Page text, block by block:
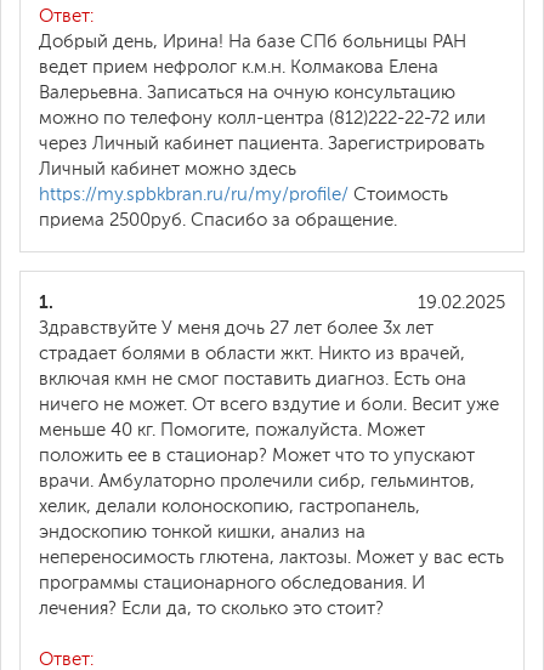
Ответ:
Добрый день, Ирина! На базе СПб больницы РАН
ведет прием нефролог к.м.н. Колмакова Елена
Валерьевна. Записаться на очную консультацию
можно по телефону колл-центра (812)222-22-72 или
через Личный кабинет пациента. Зарегистрировать
Личный кабинет можно здесь
https://my.spbkbran.ru/ru/my/profile/ Стоимость
приема 2500руб. Спасибо за обращение.
19.02.2025
1.
Здравствуйте У меня дочь 27 лет более 3х лет
страдает болями в области жкт. Никто из врачей,
включая кмн не смог поставить диагноз. Есть она
ничего не может. От всего вздутие и боли. Весит уже
меньше 40 кг. Помогите, пожалуйста. Может
положить ее в стационар? Может что то упускают
врачи. Амбулаторно пролечили сибр, гельминтов,
хелик, делали колоноскопию, гастропанель,
эндоскопию тонкой кишки, анализ на
непереносимость глютена, лактозы. Может у вас есть
программы стационарного обследования. И
лечения? Если да, то сколько это стоит?
Ответ: